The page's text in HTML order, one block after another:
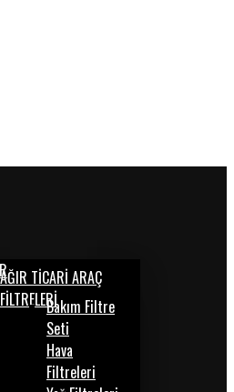
AĞIR TİCARİ ARAÇ
FİLTRELERİBakım Filtre
Seti
Hava
Filtreleri